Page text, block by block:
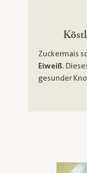
Zuckermais
Eiweiß.
gesunder